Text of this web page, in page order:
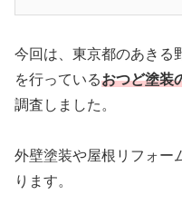
今回は、東京都のあきる
を行っているおつど塗装
調査しました。
外壁塗装や屋根リフォー
ります。